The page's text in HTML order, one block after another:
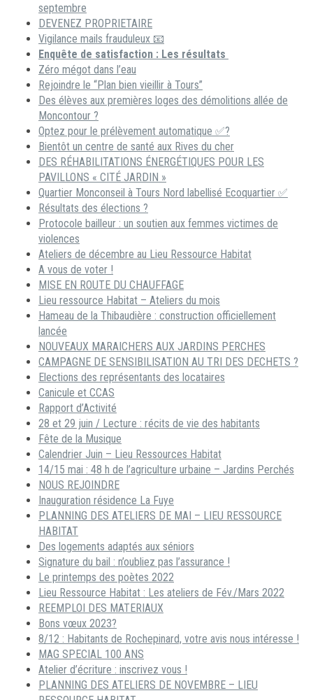
septembre
DEVENEZ PROPRIETAIRE
Vigilance mails frauduleux 📧
Enquête de satisfaction : Les résultats
Zéro mégot dans l’eau
Rejoindre le “Plan bien vieillir à Tours”
Des élèves aux premières loges des démolitions allée de
Moncontour ?
Optez pour le prélèvement automatique ✅?
Bientôt un centre de santé aux Rives du cher
DES RÉHABILITATIONS ÉNERGÉTIQUES POUR LES
PAVILLONS « CITÉ JARDIN »
Quartier Monconseil à Tours Nord labellisé Ecoquartier ✅
Résultats des élections ?
Protocole bailleur : un soutien aux femmes victimes de
violences
Ateliers de décembre au Lieu Ressource Habitat
A vous de voter !
MISE EN ROUTE DU CHAUFFAGE
Lieu ressource Habitat – Ateliers du mois
Hameau de la Thibaudière : construction officiellement
lancée
NOUVEAUX MARAICHERS AUX JARDINS PERCHES
CAMPAGNE DE SENSIBILISATION AU TRI DES DECHETS ?
Elections des représentants des locataires
Canicule et CCAS
Rapport d’Activité
28 et 29 juin / Lecture : récits de vie des habitants
Fête de la Musique
Calendrier Juin – Lieu Ressources Habitat
14/15 mai : 48 h de l’agriculture urbaine – Jardins Perchés
NOUS REJOINDRE
Inauguration résidence La Fuye
PLANNING DES ATELIERS DE MAI – LIEU RESSOURCE
HABITAT
Des logements adaptés aux séniors
Signature du bail : n’oubliez pas l’assurance !
Le printemps des poètes 2022
Lieu Ressource Habitat : Les ateliers de Fév./Mars 2022
REEMPLOI DES MATERIAUX
Bons vœux 2023?
8/12 : Habitants de Rochepinard, votre avis nous intéresse !
MAG SPECIAL 100 ANS
Atelier d’écriture : inscrivez vous !
PLANNING DES ATELIERS DE NOVEMBRE – LIEU